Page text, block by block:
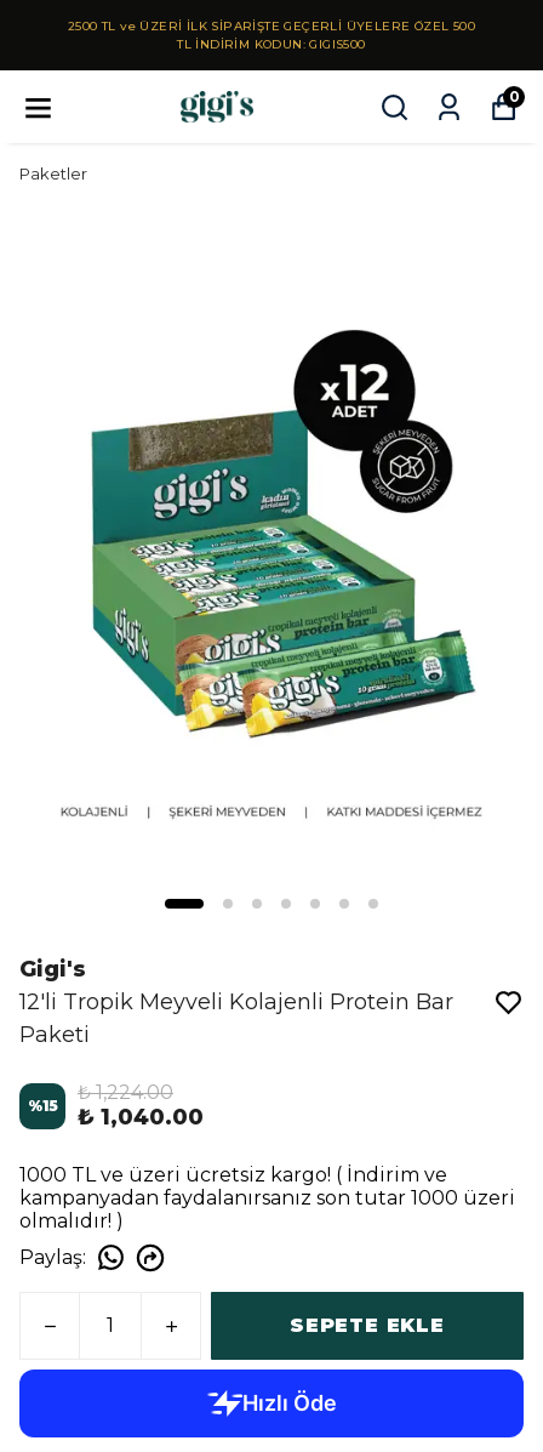
2500 TL ve ÜZERİ İLK SİPARİŞTE GEÇERLİ ÜYELERE ÖZEL 500
TL İNDİRİM KODUN: GIGIS500
0
Paketler
Gigi's
12'li Tropik Meyveli Kolajenli Protein Bar
Paketi
%15
₺ 1,224.00
₺ 1,040.00
1000 TL ve üzeri ücretsiz kargo! ( İndirim ve
kampanyadan faydalanırsanız son tutar 1000 üzeri
olmalıdır! )
Paylaş:
SEPETE EKLE